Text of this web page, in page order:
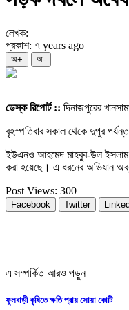
লেখক:
প্রকাশ: ৭ years ago
অ+ অ-
ডেস্ক রিপোর্ট :: দিনাজপুরের
বৃহস্পতিবার সকাল থেকে দুপুর
ইউএনও আহমেদ মাহবুব-উল ইসলাম
করা হয়েছে। এ ধরনের অভিযান
Post Views: 300
Facebook Twitter
এ সম্পর্কিত আরও পড়ুন
ফুলবাড়ী কৃষিতে ক্ষতি প্রায় সোয়া কোটি